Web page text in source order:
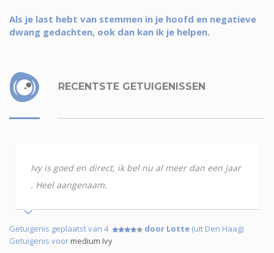
Als je last hebt van stemmen in je hoofd en negatieve
dwang gedachten, ook dan kan ik je helpen.
RECENTSTE GETUIGENISSEN
Ivy is goed en direct, ik bel nu al meer dan een jaar
. Heel aangenaam.
Getuigenis geplaatst van 4 door Lotte (uit Den Haag)
Getuigenis voormedium Ivy